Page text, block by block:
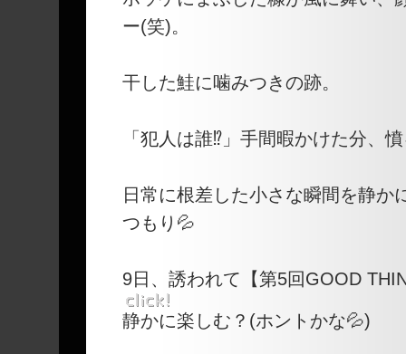
ー(笑)。
干した鮭に噛みつきの跡。
「犯人は誰⁉」手間暇かけた分、
日常に根差した小さな瞬間を静か
つもり💦
9日、誘われて【第5回GOOD
静かに楽しむ？(ホントかな💦)